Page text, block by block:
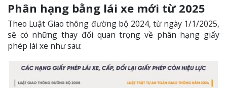
Phân hạng bằng lái xe mới từ 2025
Theo Luật Giao thông đường bộ 2024, từ ngày 1/1/2025,
sẽ có những thay đổi quan trọng về phân hạng giấy
phép lái xe như sau: